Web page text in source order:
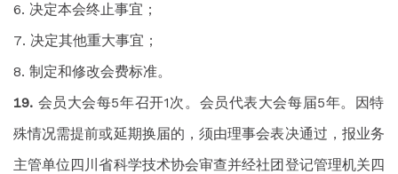
决定本会终止事宜；
决定其他重大事宜；
制定和修改会费标准。
会员大会每5年召开1次。会员代表大会每届5年。因特
殊情况需提前或延期换届的，须由理事会表决通过，报业务
主管单位四川省科学技术协会审查并经社团登记管理机关四